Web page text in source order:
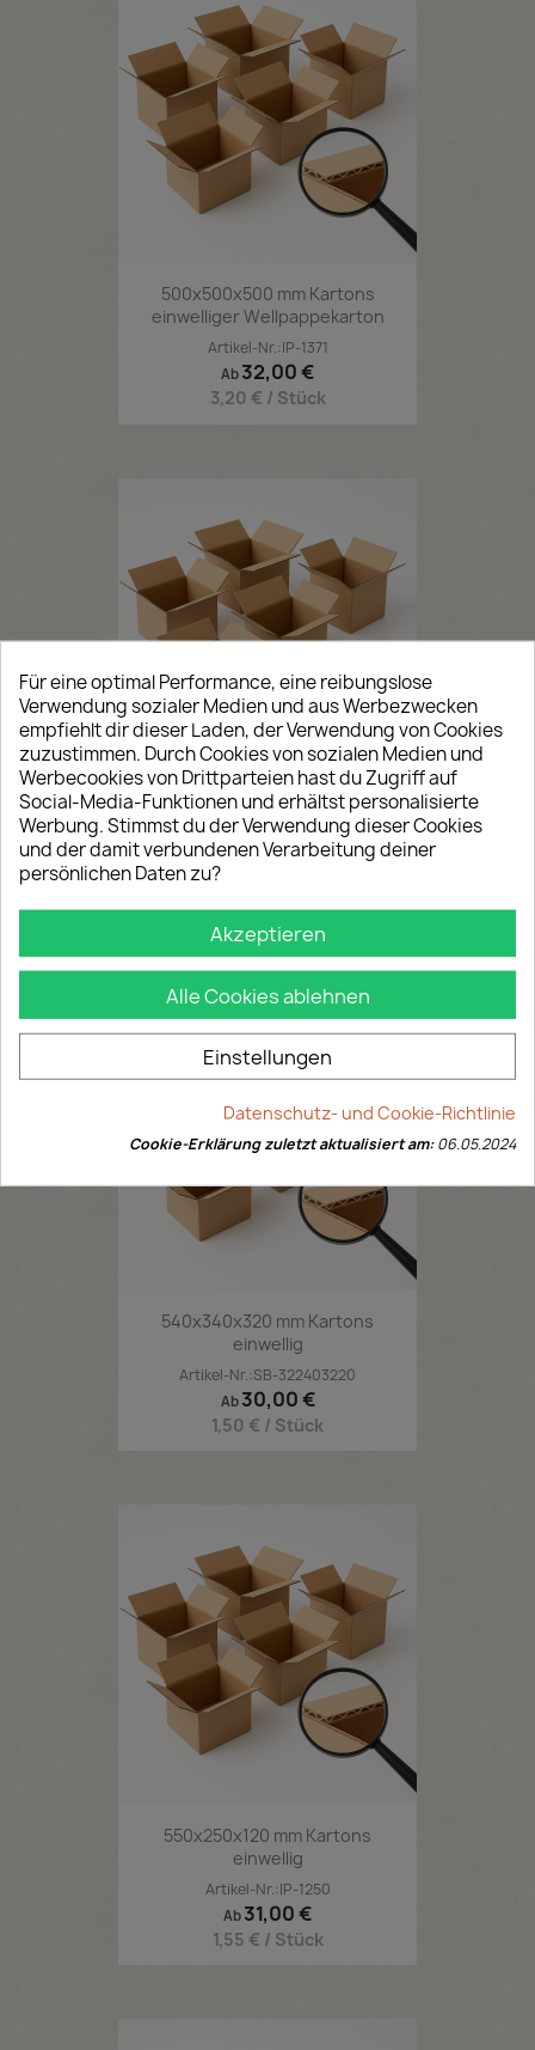
500x500x500 mm Kartons
einwelliger Wellpappekarton
Artikel-Nr.:IP-1371
Ab Preis
32,00 €
3,20 € / Stück
520x330x300-400 mm Kartons
einwellig
Artikel-Nr.:IP-1249
1,85 € / Stück
540x340x320 mm Kartons
einwellig
Artikel-Nr.:SB-322403220
Ab Preis
30,00 €
1,50 € / Stück
550x250x120 mm Kartons
einwellig
Artikel-Nr.:IP-1250
Ab Preis
31,00 €
1,55 € / Stück
Für eine optimal Performance, eine reibungslose
Verwendung sozialer Medien und aus Werbezwecken
empfiehlt dir dieser Laden, der Verwendung von Cookies
zuzustimmen. Durch Cookies von sozialen Medien und
Werbecookies von Drittparteien hast du Zugriff auf
Social-Media-Funktionen und erhältst personalisierte
Werbung. Stimmst du der Verwendung dieser Cookies
und der damit verbundenen Verarbeitung deiner
persönlichen Daten zu?
Akzeptieren
Alle Cookies ablehnen
Einstellungen
Datenschutz- und Cookie-Richtlinie
Cookie-Erklärung zuletzt aktualisiert am:06.05.2024